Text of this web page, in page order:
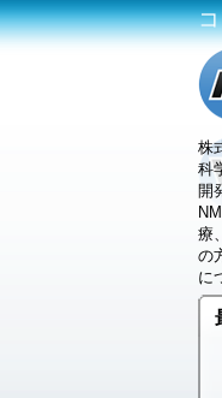
株
科
開
療
の
に